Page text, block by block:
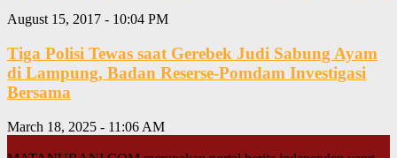
August 15, 2017 - 10:04 PM
Tiga Polisi Tewas saat Gerebek Judi Sabung Ayam
di Lampung, Badan Reserse-Pomdam Investigasi
Bersama
March 18, 2025 - 11:06 AM